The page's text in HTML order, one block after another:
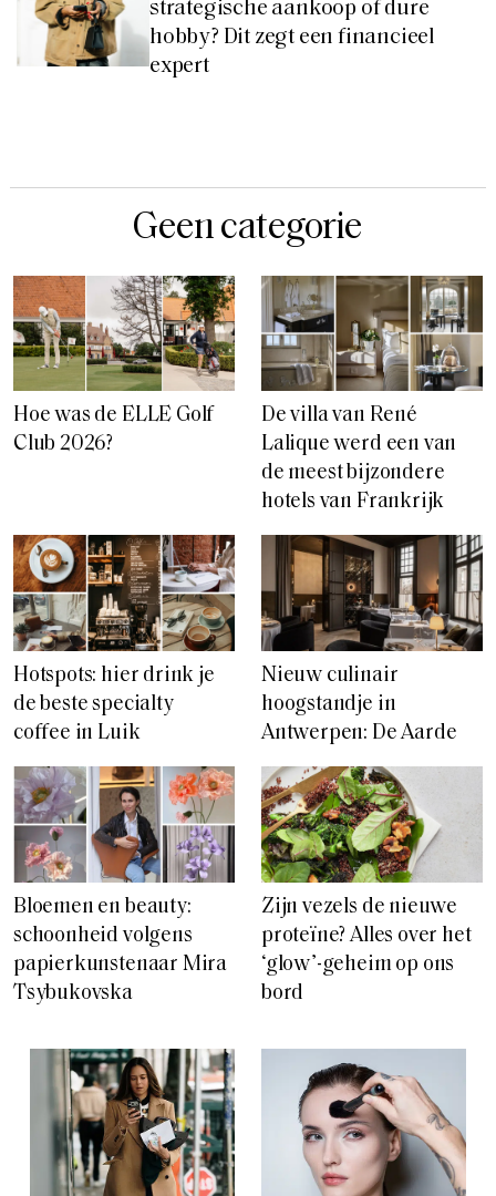
strategische aankoop of dure
hobby? Dit zegt een financieel
expert
Geen categorie
Hoe was de ELLE Golf
Club 2026?
De villa van René
Lalique werd een van
de meest bijzondere
hotels van Frankrijk
Hotspots: hier drink je
de beste specialty
coffee in Luik
Nieuw culinair
hoogstandje in
Antwerpen: De Aarde
Bloemen en beauty:
schoonheid volgens
papierkunstenaar Mira
Tsybukovska
Zijn vezels de nieuwe
proteïne? Alles over het
‘glow’-geheim op ons
bord